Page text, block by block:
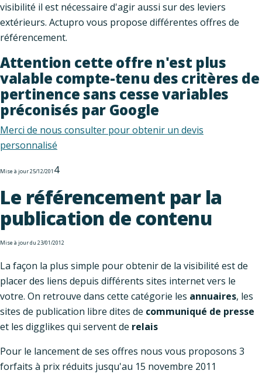
visibilité il est nécessaire d'agir aussi sur des leviers
extérieurs. Actupro vous propose différentes offres de
référencement.
Attention cette offre n'est plus
valable compte-tenu des critères de
pertinence sans cesse variables
préconisés par Google
Merci de nous consulter pour obtenir un devis
personnalisé
Mise à jour 25/12/201 4
Le référencement par la
publication de contenu
Mise à jour du 23/01/2012
La façon la plus simple pour obtenir de la visibilité est de
placer des liens depuis différents sites internet vers le
votre. On retrouve dans cette catégorie les annuaires, les
sites de publication libre dites de communiqué de presse
et les digglikes qui servent de relais
Pour le lancement de ses offres nous vous proposons 3
forfaits à prix réduits jusqu'au 15 novembre 2011